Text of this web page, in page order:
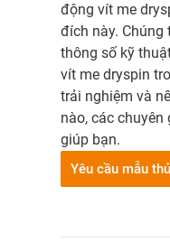
động vít me
đích này.
thông số kỹ
vít me dryspin
trải nghiệm và
nào, các
giúp bạn.
Yêu cầu mẫu